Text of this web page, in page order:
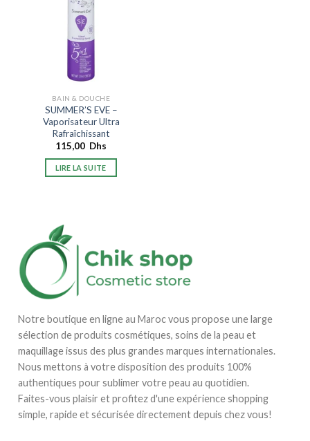
BAIN & DOUCHE
SUMMER’S EVE –
Vaporisateur Ultra
Rafraîchissant
115,00 Dhs
LIRE LA SUITE
Notre boutique en ligne au Maroc vous propose une large
sélection de produits cosmétiques, soins de la peau et
maquillage issus des plus grandes marques internationales.
Nous mettons à votre disposition des produits 100%
authentiques pour sublimer votre peau au quotidien.
Faites-vous plaisir et profitez d'une expérience shopping
simple, rapide et sécurisée directement depuis chez vous!